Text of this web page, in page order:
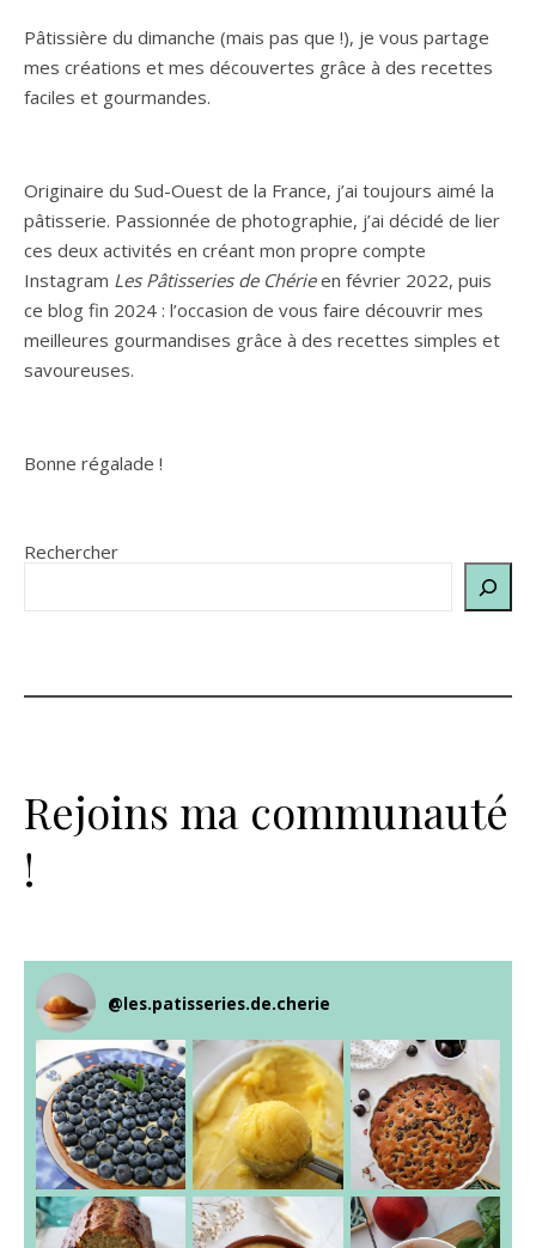
Pâtissière du dimanche (mais pas que !), je vous partage
mes créations et mes découvertes grâce à des recettes
faciles et gourmandes.
Originaire du Sud-Ouest de la France, j’ai toujours aimé la
pâtisserie. Passionnée de photographie, j’ai décidé de lier
ces deux activités en créant mon propre compte
Instagram Les Pâtisseries de Chérieen février 2022, puis
ce blog fin 2024 : l’occasion de vous faire découvrir mes
meilleures gourmandises grâce à des recettes simples et
savoureuses.
Bonne régalade !
Rechercher
Rejoins ma communauté
!
@les.patisseries.de.cherie